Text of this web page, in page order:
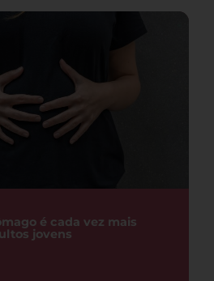
é cada vez mais
jovens